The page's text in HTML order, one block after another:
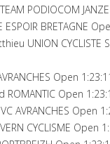
PODIOCOM
ESPOIR BRETAGNE
UNION CYCLISTE
Open
ROMANTIC Open
AVRANCHES Open
CYCLISME Open